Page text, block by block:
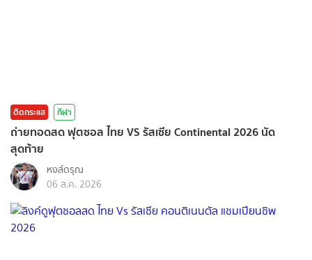
ติดกระแส กีฬา
ถ่ายทอดสด ฟุตซอล ไทย VS รัสเซีย Continental 2026 นัด
สุดท้าย
หงส์ดรุณ
06 ส.ค. 2026